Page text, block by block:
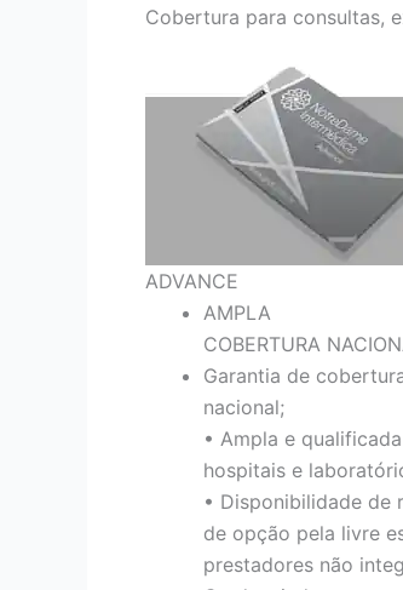
Cobertura para consultas,
ADVANCE
AMPLA
COBERTURA
Garantia de
nacional;
• Ampla e
hospitais e
• Disponibilidade de
de opção pela livre
prestadores não